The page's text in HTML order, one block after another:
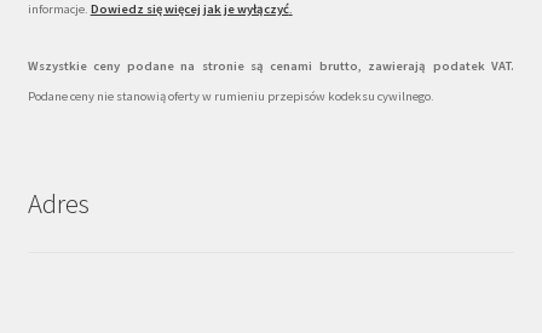
informacje. Dowiedz się więcej jak je wyłączyć.
Wszystkie ceny podane na stronie są cenami brutto, zawierają podatek VAT.
Podane ceny nie stanowią oferty w rumieniu przepisów kodeksu cywilnego.
Adres